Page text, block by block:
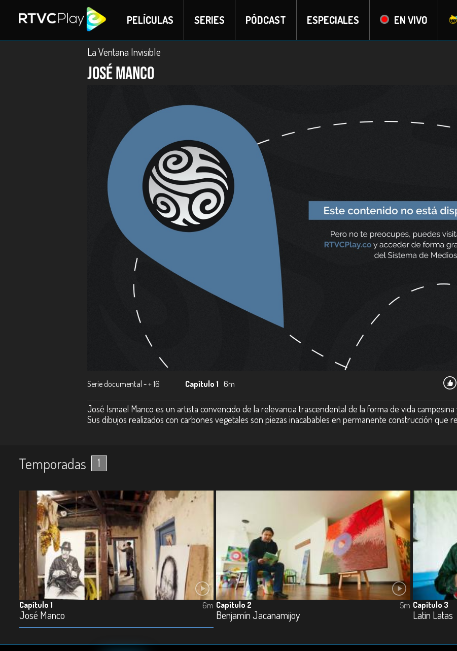
PELÍCULAS SERIES PÓDCAST ESPECIALES EN VIVO
La Ventana Invisible
José Manco
Serie documental - + 16 Capítulo 1 6m
José Ismael Manco es un artista convencido de la relevancia trascendental de la forma de vida
Sus dibujos realizados con carbones vegetales son piezas inacabables en permanente construcción que
Temporadas 1
Capítulo 1
José Manco
6m Capítulo 2
Benjamín Jacanamijoy
5m Capítulo 3
Latin Latas